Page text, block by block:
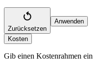
Zurücksetzen
Anwenden
Kosten
Gib einen Kostenrahmen ein